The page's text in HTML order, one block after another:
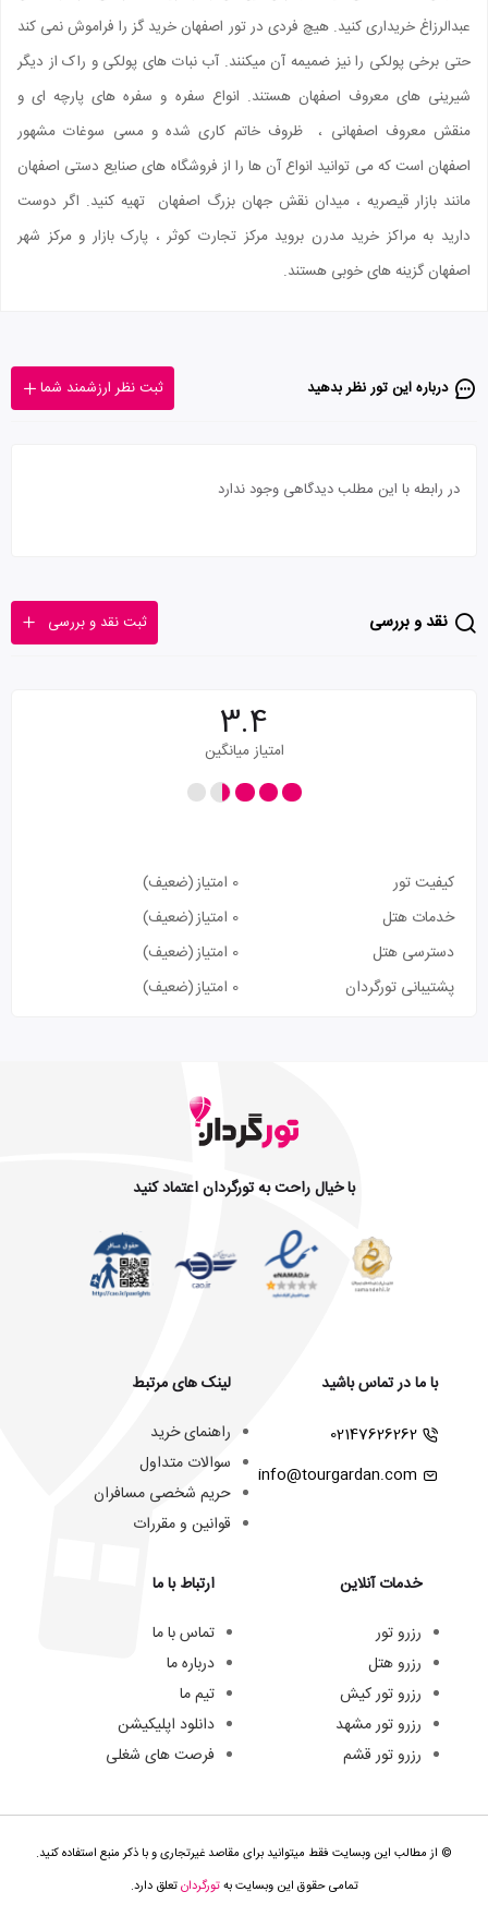
عبدالرزاغ خریداری کنید. هیچ فردی در تور اصفهان خرید گز را فراموش نمی کند
حتی برخی پولکی را نیز ضمیمه آن میکنند. آب نبات های پولکی و راک از دیگر
شیرینی های معروف اصفهان هستند. انواع سفره و سفره های پارچه ای و
منقش معروف اصفهانی ، ظروف خاتم کاری شده و مسی سوغات مشهور
اصفهان است که می توانید انواع آن ها را از فروشگاه های صنایع دستی اصفهان
مانند بازار قیصریه ، میدان نقش جهان بزرگ اصفهان تهیه کنید. اگر دوست
دارید به مراکز خرید مدرن بروید مرکز تجارت کوثر ، پارک بازار و مرکز شهر
اصفهان گزینه های خوبی هستند.
درباره این تور‌ نظر بدهید ثبت نظر ارزشمند شما
در رابطه با این مطلب دیدگاهی وجود ندارد
نقد و بررسی ثبت نقد و بررسی
3.4
امتیاز میانگین
کیفیت تور 0 امتیاز
(ضعیف)
خدمات هتل
0 امتیاز
(ضعیف)
دسترسی هتل
0 امتیاز
(ضعیف)
پشتیبانی تورگردان
0 امتیاز (ضعیف)
با خیال راحت به تورگردان اعتماد کنید
با ما در تماس باشید
02147626262
info@tourgardan.com
خدمات آنلاین
رزرو تور
رزرو هتل
رزرو تور کیش
رزرو تور مشهد
رزرو تور قشم
لینک های مرتبط
راهنمای خرید
سوالات متداول
حریم شخصی مسافران
قوانین و مقررات
ارتباط با ما
تماس با ما
درباره ما
تیم ما
دانلود اپلیکیشن
فرصت های شغلی
© از مطالب این وبسایت فقط میتوانید برای مقاصد غیرتجاری و با ذکر منبع استفاده کنید.
تمامی حقوق این وبسایت بهتورگردانتعلق دارد.